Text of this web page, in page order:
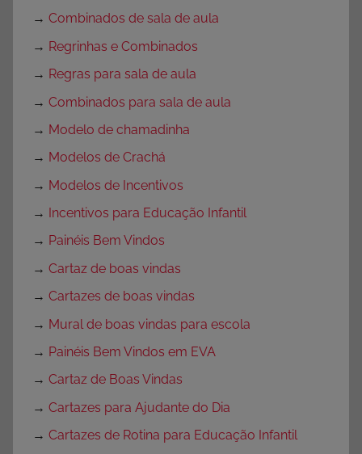
→ Combinados de sala de aula
→ Regrinhas e Combinados
→ Regras para sala de aula
→ Combinados para sala de aula
→ Modelo de chamadinha
→ Modelos de Crachá
→ Modelos de Incentivos
→ Incentivos para Educação Infantil
→ Painéis Bem Vindos
→ Cartaz de boas vindas
→ Cartazes de boas vindas
→ Mural de boas vindas para escola
→ Painéis Bem Vindos em EVA
→ Cartaz de Boas Vindas
→ Cartazes para Ajudante do Dia
→ Cartazes de Rotina para Educação Infantil